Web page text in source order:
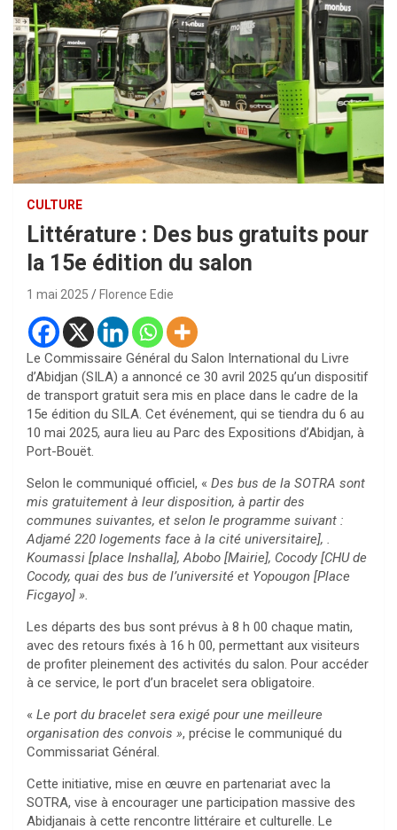
CULTURE
Littérature : Des bus gratuits pour
la 15e édition du salon
1 mai 2025 Florence Edie
Le Commissaire Général du Salon International du Livre
d’Abidjan (SILA) a annoncé ce 30 avril 2025 qu’un dispositif
de transport gratuit sera mis en place dans le cadre de la
15e édition du SILA. Cet événement, qui se tiendra du 6 au
10 mai 2025, aura lieu au Parc des Expositions d’Abidjan, à
Port-Bouët.
Selon le communiqué officiel, « Des bus de la SOTRA sont
mis gratuitement à leur disposition, à partir des
communes suivantes, et selon le programme suivant :
Adjamé 220 logements face à la cité universitaire], .
Koumassi [place Inshalla], Abobo [Mairie], Cocody [CHU de
Cocody, quai des bus de l’université et Yopougon [Place
Ficgayo] ».
Les départs des bus sont prévus à 8 h 00 chaque matin,
avec des retours fixés à 16 h 00, permettant aux visiteurs
de profiter pleinement des activités du salon. Pour accéder
à ce service, le port d’un bracelet sera obligatoire.
« Le port du bracelet sera exigé pour une meilleure
organisation des convois », précise le communiqué du
Commissariat Général.
Cette initiative, mise en œuvre en partenariat avec la
SOTRA, vise à encourager une participation massive des
Abidjanais à cette rencontre littéraire et culturelle. Le